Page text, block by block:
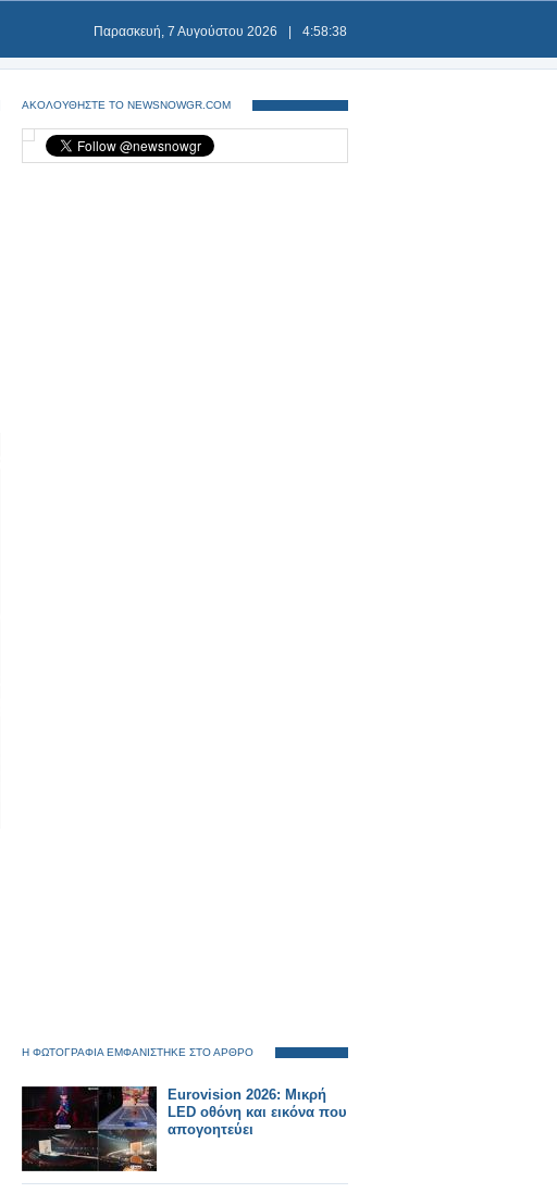
Παρασκευή, 7 Αυγούστου 2026 4:58:38
ΑΚΟΛΟΥΘΗΣΤΕ ΤΟ NEWSNOWGR.COM
Η ΦΩΤΟΓΡΑΦΙΑ ΕΜΦΑΝΙΣΤΗΚΕ ΣΤΟ ΑΡΘΡΟ
Eurovision 2026: Μικρή
LED οθόνη και εικόνα που
απογοητεύει